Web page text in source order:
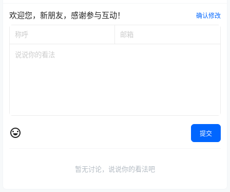
术及
的严谨与专注，也体现了我
们对更聪明、更高效解决方
欢迎您，新朋友，感谢参与互动！ 确认修改
提交
暂无讨论，说说你的看法吧